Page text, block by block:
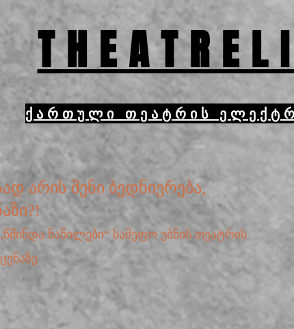
ქართული თეატრის
არის შენი ბედნიერება,
ნაწილები“ სამეფო უბნის თეატრის